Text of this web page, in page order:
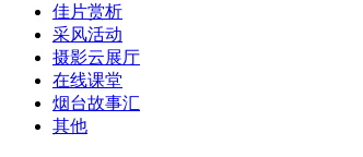
佳片赏析
采风活动
摄影云展厅
在线课堂
烟台故事汇
其他